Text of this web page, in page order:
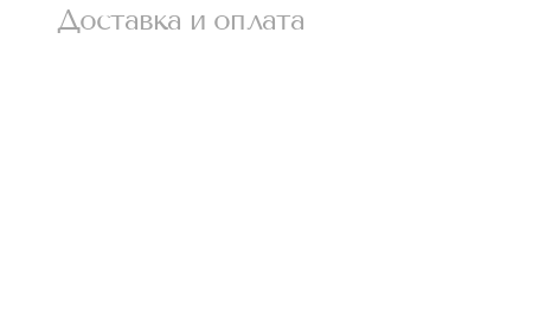
Доставка и оплата